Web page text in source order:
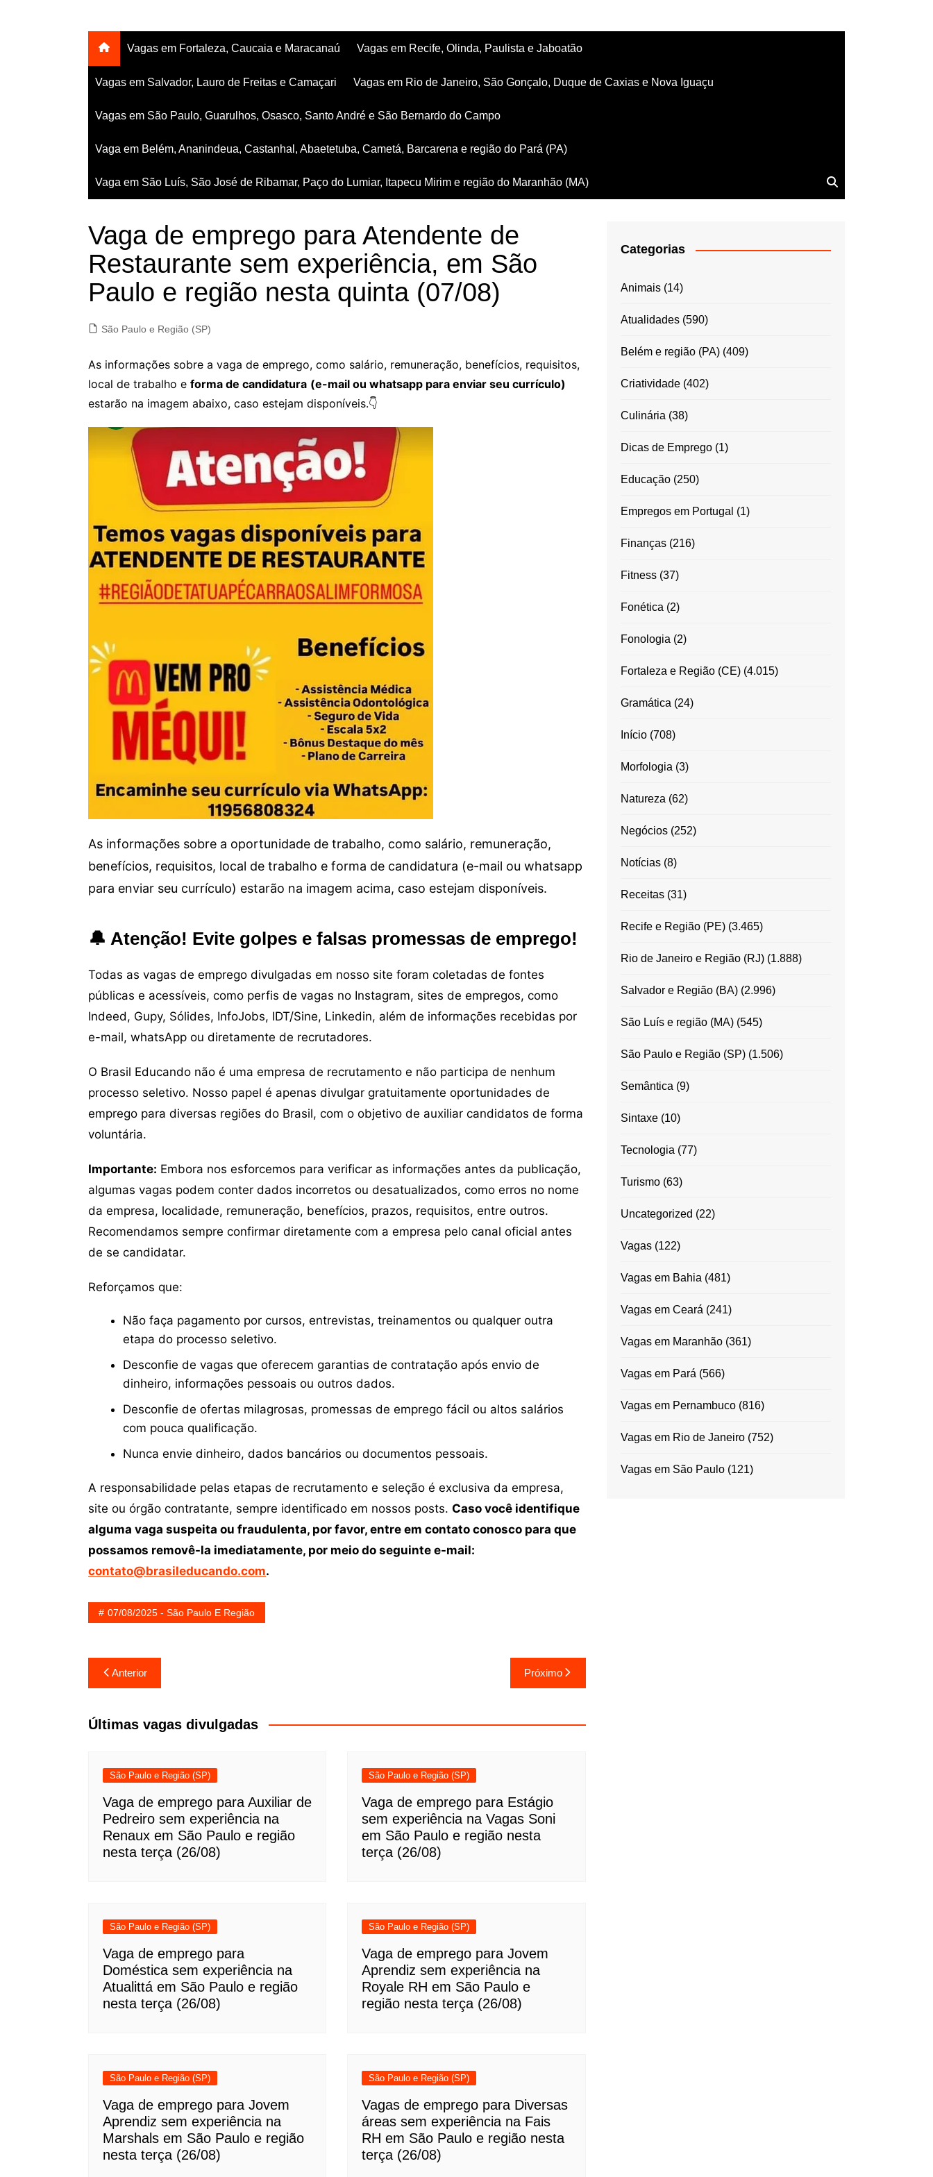
Vagas em Fortaleza, Caucaia e Maracanaú Vagas em Recife, Olinda, Paulista e Jaboatão
Vagas em Salvador, Lauro de Freitas e Camaçari Vagas em Rio de Janeiro, São Gonçalo, Duque de Caxias e Nova Iguaçu
Vagas em São Paulo, Guarulhos, Osasco, Santo André e São Bernardo do Campo
Vaga em Belém, Ananindeua, Castanhal, Abaetetuba, Cametá, Barcarena e região do Pará (PA)
Vaga em São Luís, São José de Ribamar, Paço do Lumiar, Itapecu Mirim e região do Maranhão (MA)
Vaga de emprego para Atendente de
Restaurante sem experiência, em São
Paulo e região nesta quinta (07/08)
São Paulo e Região (SP)
As informações sobre a vaga de emprego, como salário, remuneração, benefícios, requisitos,
local de trabalho e forma de candidatura (e-mail ou whatsapp para enviar seu currículo)
estarão na imagem abaixo, caso estejam disponíveis.👇
As informações sobre a oportunidade de trabalho, como salário, remuneração,
benefícios, requisitos, local de trabalho e forma de candidatura (e-mail ou whatsapp
para enviar seu currículo) estarão na imagem acima, caso estejam disponíveis.
🔔 Atenção! Evite golpes e falsas promessas de emprego!
Todas as vagas de emprego divulgadas em nosso site foram coletadas de fontes
públicas e acessíveis, como perfis de vagas no Instagram, sites de empregos, como
Indeed, Gupy, Sólides, InfoJobs, IDT/Sine, Linkedin, além de informações recebidas por
e-mail, whatsApp ou diretamente de recrutadores.
O Brasil Educando não é uma empresa de recrutamento e não participa de nenhum
processo seletivo. Nosso papel é apenas divulgar gratuitamente oportunidades de
emprego para diversas regiões do Brasil, com o objetivo de auxiliar candidatos de forma
voluntária.
Importante: Embora nos esforcemos para verificar as informações antes da publicação,
algumas vagas podem conter dados incorretos ou desatualizados, como erros no nome
da empresa, localidade, remuneração, benefícios, prazos, requisitos, entre outros.
Recomendamos sempre confirmar diretamente com a empresa pelo canal oficial antes
de se candidatar.
Reforçamos que:
Não faça pagamento por cursos, entrevistas, treinamentos ou qualquer outra
etapa do processo seletivo.
Desconfie de vagas que oferecem garantias de contratação após envio de
dinheiro, informações pessoais ou outros dados.
Desconfie de ofertas milagrosas, promessas de emprego fácil ou altos salários
com pouca qualificação.
Nunca envie dinheiro, dados bancários ou documentos pessoais.
A responsabilidade pelas etapas de recrutamento e seleção é exclusiva da empresa,
site ou órgão contratante, sempre identificado em nossos posts. Caso você identifique
alguma vaga suspeita ou fraudulenta, por favor, entre em contato conosco para que
possamos removê-la imediatamente, por meio do seguinte e-mail:
contato@brasileducando.com.
07/08/2025 - São Paulo E Região
Navegação
de
Post
Anterior Próximo
Últimas vagas divulgadas
São Paulo e Região (SP)
Vaga de emprego para Auxiliar de
Pedreiro sem experiência na
Renaux em São Paulo e região
nesta terça (26/08)
São Paulo e Região (SP)
Vaga de emprego para Estágio
sem experiência na Vagas Soni
em São Paulo e região nesta
terça (26/08)
São Paulo e Região (SP)
Vaga de emprego para
Doméstica sem experiência na
Atualittá em São Paulo e região
nesta terça (26/08)
São Paulo e Região (SP)
Vaga de emprego para Jovem
Aprendiz sem experiência na
Royale RH em São Paulo e
região nesta terça (26/08)
São Paulo e Região (SP)
Vaga de emprego para Jovem
Aprendiz sem experiência na
Marshals em São Paulo e região
nesta terça (26/08)
São Paulo e Região (SP)
Vagas de emprego para Diversas
áreas sem experiência na Fais
RH em São Paulo e região nesta
terça (26/08)
Categorias
Animais(14)
Atualidades(590)
Belém e região (PA)(409)
Criatividade(402)
Culinária (38)
Dicas de Emprego(1)
Educação(250)
Empregos em Portugal (1)
Finanças(216)
Fitness(37)
Fonética (2)
Fonologia (2)
Fortaleza e Região (CE)(4.015)
Gramática (24)
Início(708)
Morfologia (3)
Natureza (62)
Negócios(252)
Notícias(8)
Receitas(31)
Recife e Região (PE)(3.465)
Rio de Janeiro e Região (RJ)(1.888)
Salvador e Região (BA)(2.996)
São Luís e região (MA)(545)
São Paulo e Região (SP)(1.506)
Semântica (9)
Sintaxe(10)
Tecnologia (77)
Turismo(63)
Uncategorized (22)
Vagas(122)
Vagas em Bahia (481)
Vagas em Ceará (241)
Vagas em Maranhão(361)
Vagas em Pará (566)
Vagas em Pernambuco(816)
Vagas em Rio de Janeiro(752)
Vagas em São Paulo(121)